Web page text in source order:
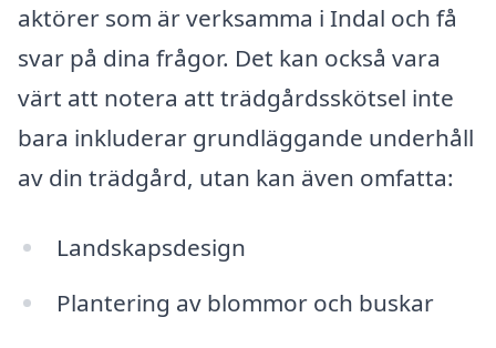
aktörer som är verksamma i Indal och få
svar på dina frågor. Det kan också vara
värt att notera att trädgårdsskötsel inte
bara inkluderar grundläggande underhåll
av din trädgård, utan kan även omfatta:
Landskapsdesign
Plantering av blommor och buskar